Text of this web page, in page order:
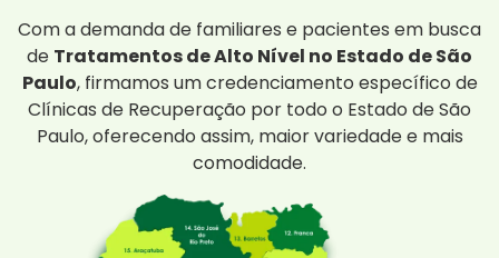
Com a demanda de familiares e pacientes em busca
de Tratamentos de Alto Nível no Estado de São
Paulo, firmamos um credenciamento específico de
Clínicas de Recuperação por todo o Estado de São
Paulo, oferecendo assim, maior variedade e mais
comodidade.